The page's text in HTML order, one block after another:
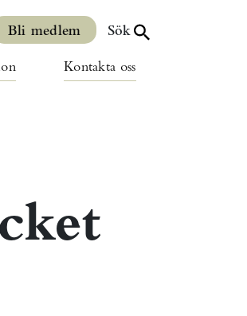
Kontakta oss
Bli medlem Sök